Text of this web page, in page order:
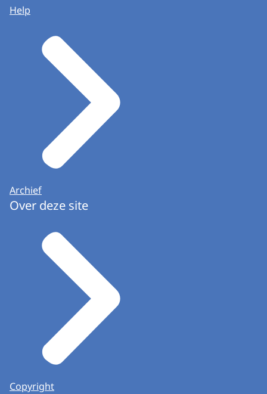
Help
Archief
Over deze site
Copyright